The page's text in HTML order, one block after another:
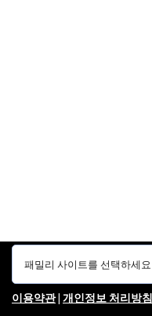
이용약관| 개인정보 처리방침